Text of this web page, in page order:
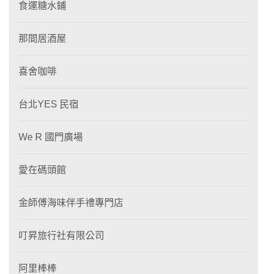
食運糖水鋪
那間居酒屋
喜舍咖啡
台北YES 民宿
We R 國門廣場
愛在碼頭館
金師傅海味伴手禮專門店
叮昇旅行社有限公司
阿里棒棒